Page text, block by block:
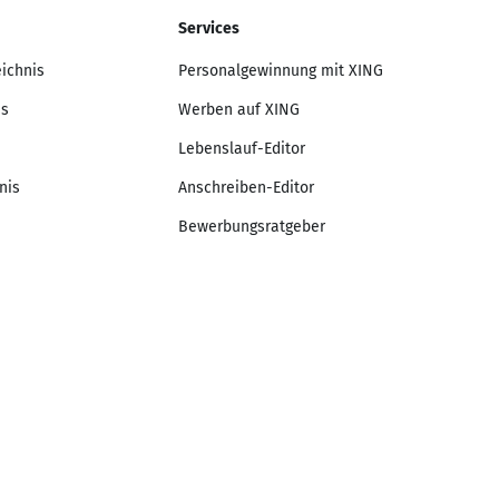
Services
Personalgewinnung mit XING
Werben auf XING
Lebenslauf-Editor
Anschreiben-Editor
Bewerbungsratgeber